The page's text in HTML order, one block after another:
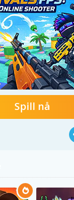
Spill nå